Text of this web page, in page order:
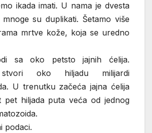
ikada imati. U nama je dvesta
su duplikati. Šetamo više
mrtve kože, koja se uredno
sa oko petsto jajnih ćelija.
stvori oko hiljadu milijardi
U trenutku začeća jajna ćelija
pet hiljada puta veća od jednog
podaci.